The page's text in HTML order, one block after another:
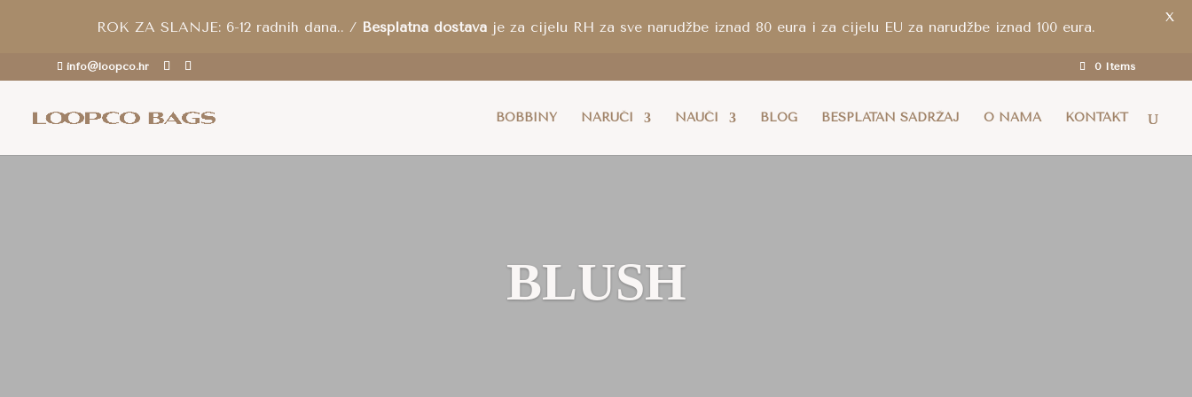
info@loopco.hr 0 Items
BOBBINY NARUČI NAUČI BLOG BESPLATAN SADRŽAJ O NAMA KONTAKT
BLUSH
ROK ZA SLANJE: 6-12 radnih dana.. / Besplatna dostava je za cijelu RH za sve narudžbe iznad 80 eura i za cijelu EU za narudžbe iznad 100 eura.
X